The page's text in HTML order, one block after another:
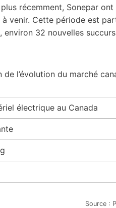
récemment, Sonepar
à venir. Cette période est
environ 32 nouvelles
l’évolution du marché
électrique au Canada
Source :